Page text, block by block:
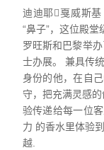
迪迪耶戛威斯
“鼻子”，这位殿
罗旺斯和巴黎举
士办展。 兼具传
身份的他，在自
守，把充满灵感
验传递给每一位
力 的香水里体验
越.